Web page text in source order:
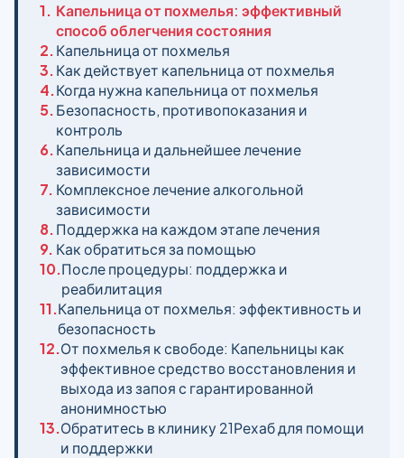
1. Капельница от похмелья: эффективный
способ облегчения состояния
2.Капельница от похмелья
3.Как действует капельница от похмелья
4.Когда нужна капельница от похмелья
5.Безопасность, противопоказания и
контроль
6.Капельница и дальнейшее лечение
зависимости
7. Комплексное лечение алкогольной
зависимости
8.Поддержка на каждом этапе лечения
9. Как обратиться за помощью
10.После процедуры: поддержка и
реабилитация
11.Капельница от похмелья: эффективность и
безопасность
12.От похмелья к свободе: Капельницы как
эффективное средство восстановления и
выхода из запоя с гарантированной
анонимностью
13.Обратитесь в клинику 21Рехаб для помощи
и поддержки